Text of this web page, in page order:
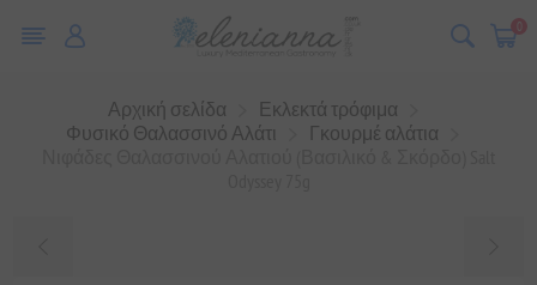
0
Αρχική σελίδα
Εκλεκτά τρόφιμα
Φυσικό Θαλασσινό Αλάτι
Γκουρμέ αλάτια